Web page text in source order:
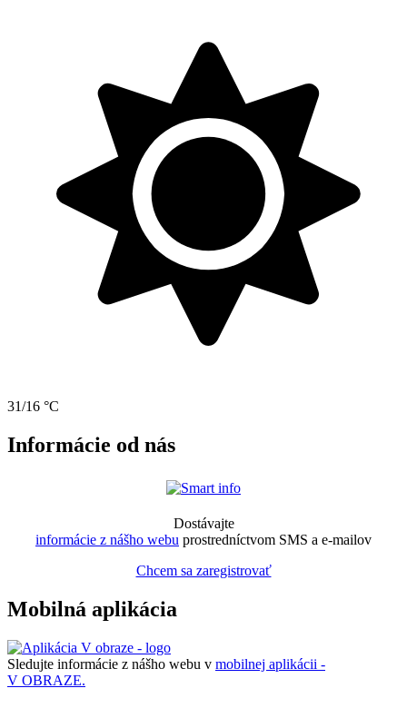
31/16 °C
Informácie od nás
Dostávajte
informácie z nášho webu prostredníctvom SMS a e-mailov
Chcem sa zaregistrovať
Mobilná aplikácia
Sledujte informácie z nášho webu v mobilnej aplikácii -
V OBRAZE.